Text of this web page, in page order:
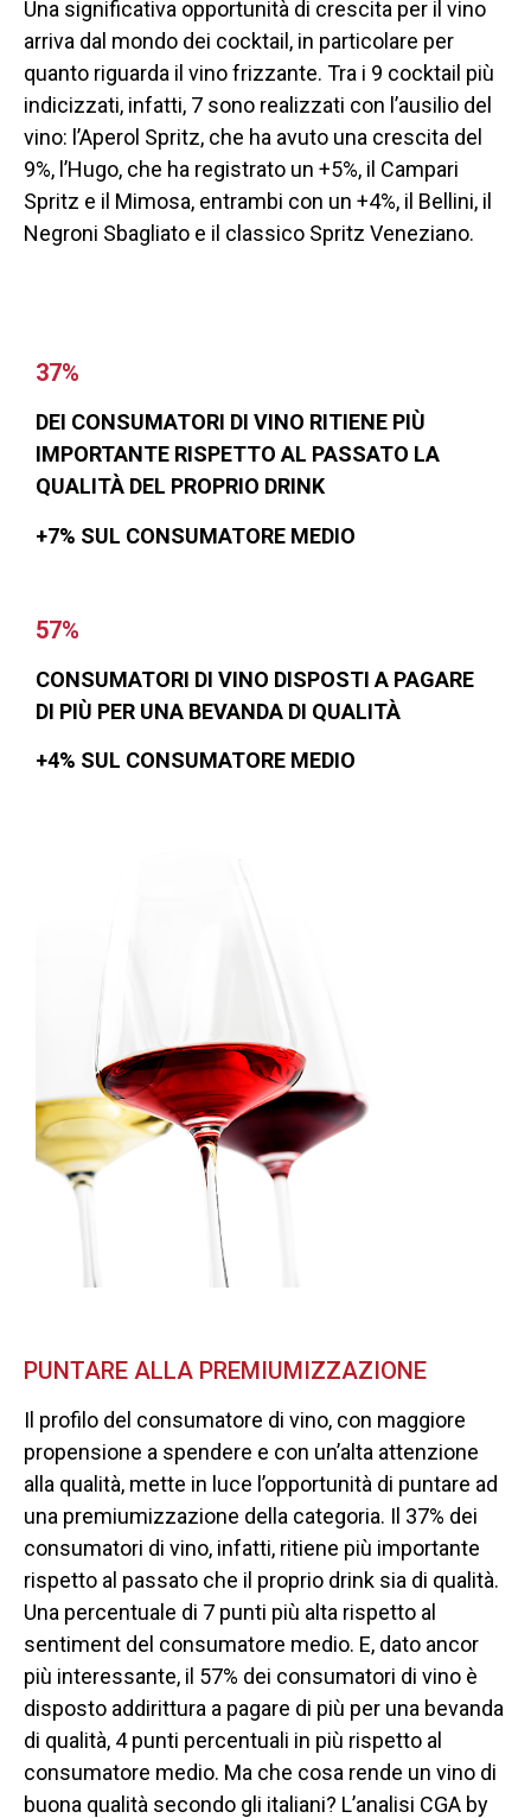
Una significativa opportunità di crescita per il vino
arriva dal mondo dei cocktail, in particolare per
quanto riguarda il vino frizzante. Tra i 9 cocktail più
indicizzati, infatti, 7 sono realizzati con l’ausilio del
vino: l’Aperol Spritz, che ha avuto una crescita del
9%, l’Hugo, che ha registrato un +5%, il Campari
Spritz e il Mimosa, entrambi con un +4%, il Bellini, il
Negroni Sbagliato e il classico Spritz Veneziano.
37%
DEI CONSUMATORI DI VINO RITIENE PIÙ
IMPORTANTE RISPETTO AL PASSATO LA
QUALITÀ DEL PROPRIO DRINK
+7% SUL CONSUMATORE MEDIO
57%
CONSUMATORI DI VINO DISPOSTI A PAGARE
DI PIÙ PER UNA BEVANDA DI QUALITÀ
+4% SUL CONSUMATORE MEDIO
PUNTARE ALLA PREMIUMIZZAZIONE
Il profilo del consumatore di vino, con maggiore
propensione a spendere e con un’alta attenzione
alla qualità, mette in luce l’opportunità di puntare ad
una premiumizzazione della categoria. Il 37% dei
consumatori di vino, infatti, ritiene più importante
rispetto al passato che il proprio drink sia di qualità.
Una percentuale di 7 punti più alta rispetto al
sentiment del consumatore medio. E, dato ancor
più interessante, il 57% dei consumatori di vino è
disposto addirittura a pagare di più per una bevanda
di qualità, 4 punti percentuali in più rispetto al
consumatore medio. Ma che cosa rende un vino di
buona qualità secondo gli italiani? L’analisi CGA by